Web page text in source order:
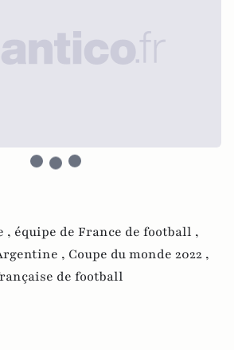
, équipe de France de football ,
, Coupe du monde 2022 ,
de football